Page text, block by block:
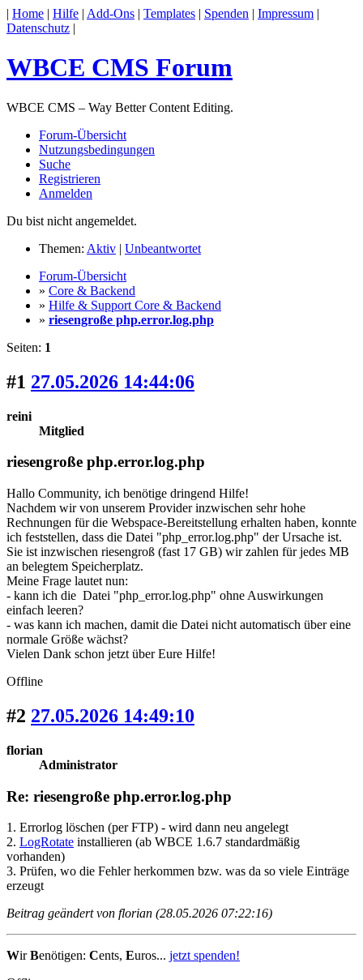
| Home | Hilfe | Add-Ons | Templates | Spenden | Impressum |
Datenschutz |
WBCE CMS Forum
WBCE CMS – Way Better Content Editing.
Forum-Übersicht
Nutzungsbedingungen
Suche
Registrieren
Anmelden
Du bist nicht angemeldet.
Themen: Aktiv | Unbeantwortet
Forum-Übersicht
» Core & Backend
» Hilfe & Support Core & Backend
» riesengroße php.error.log.php
Seiten: 1
#1 27.05.2026 14:44:06
reini
Mitglied
riesengroße php.error.log.php
Hallo Community, ich benötige dringend Hilfe!
Nachdem wir von unserem Provider inzwischen sehr hohe
Rechnungen für die Webspace-Bereitstellung erhalten haben, konnte
ich feststellen, dass die Datei "php_error.log.php" der Ursache ist.
Sie ist inzwischen riesengroß (fast 17 GB) wir zahlen für jedes MB
an belegtem Speicherplatz.
Meine Frage lautet nun:
- kann ich die Datei "php_error.log.php" ohne Auswirkungen
einfach leeren?
- was kann ich machen, damit die Datei nicht automatisch über eine
normale Größe wächst?
Vielen Dank schon jetzt über Eure Hilfe!
Offline
#2 27.05.2026 14:49:10
florian
Administrator
Re: riesengroße php.error.log.php
1. Errorlog löschen (per FTP) - wird dann neu angelegt
2. LogRotate installieren (ab WBCE 1.6.7 standardmäßig
vorhanden)
3. Prüfen, wo die Fehler herkommen bzw. was da so viele Einträge
erzeugt
Beitrag geändert von florian (28.05.2026 07:22:16)
WirBenötigen: Cents, Euros... jetzt spenden!